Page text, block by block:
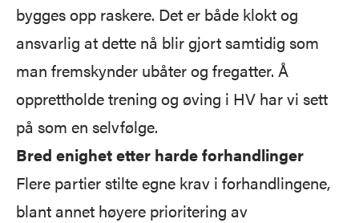
bygges opp raskere. Det er både klokt og
ansvarlig at dette nå blir gjort samtidig som
man fremskynder ubåter og fregatter. Å
opprettholde trening og øving i HV har vi sett
på som en selvfølge.
Bred enighet etter harde forhandlinger
Flere partier stilte egne krav i forhandlingene,
blant annet høyere prioritering av